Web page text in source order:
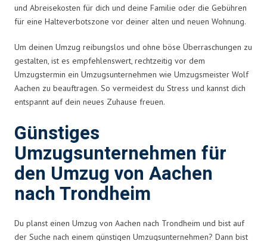
und Abreisekosten für dich und deine Familie oder die Gebühren
für eine Halteverbotszone vor deiner alten und neuen Wohnung.
Um deinen Umzug reibungslos und ohne böse Überraschungen zu
gestalten, ist es empfehlenswert, rechtzeitig vor dem
Umzugstermin ein Umzugsunternehmen wie Umzugsmeister Wolf
Aachen zu beauftragen. So vermeidest du Stress und kannst dich
entspannt auf dein neues Zuhause freuen.
Günstiges
Umzugsunternehmen für
den Umzug von Aachen
nach Trondheim
Du planst einen Umzug von Aachen nach Trondheim und bist auf
der Suche nach einem günstigen Umzugsunternehmen? Dann bist